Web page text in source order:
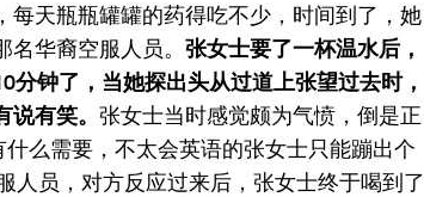
每天瓶瓶罐罐的药得吃不少，时间到了，她
华裔空服人员。 张女士要了一杯温水后，
钟了，当她探出头从过道上张望过去时，
有笑。 张女士当时感觉颇为气愤，倒是正
么需要，不太会英语的张女士只能蹦出个
人员，对方反应过来后，张女士终于喝到了